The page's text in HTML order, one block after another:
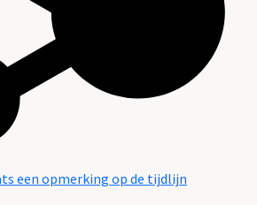
een opmerking op de tijdlijn